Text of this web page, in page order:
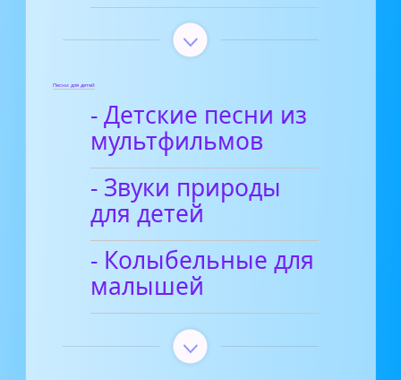
Песни для детей
- Детские песни из
мультфильмов
- Звуки природы
для детей
- Колыбельные для
малышей